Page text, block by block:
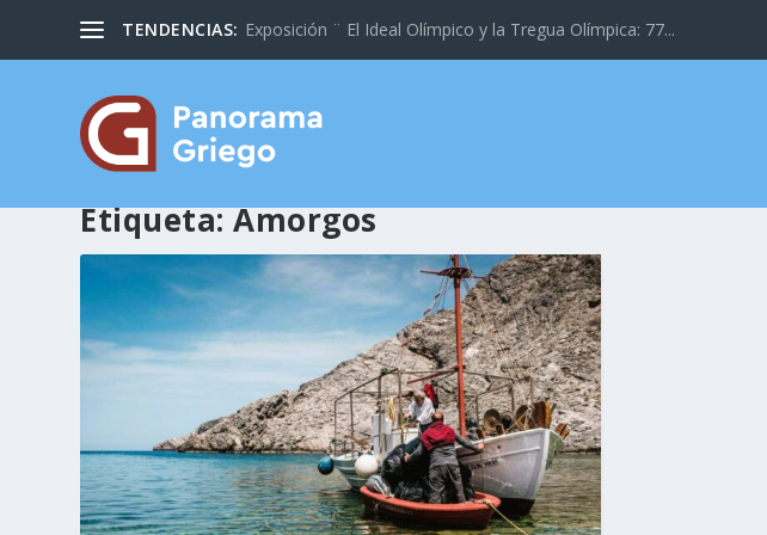
TENDENCIAS: Exposición ¨ El Ideal Olímpico y la Tregua Olímpica: 77...
Etiqueta:Amorgos